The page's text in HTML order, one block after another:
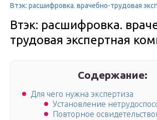
Втэк: расшифровка. врачебно-трудовая
Втэк: расшифровка.
трудовая экспертная
Содержание:
Для чего нужна экспертиза
Установление
Повторное